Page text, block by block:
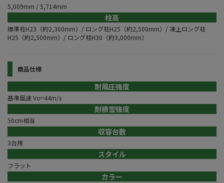
5,009mm / 5,714mm
柱高
標準柱H23（約2,300mm）/ ロング柱H25（約2,500mm）/ 凍上ロング柱
H25（約2,500mm）/ ロング柱H30（約3,000mm）
商品仕様
耐風圧強度
基準風速 Vo=44m/s
耐積雪強度
50cm相当
収容台数
3台用
スタイル
フラット
カラー